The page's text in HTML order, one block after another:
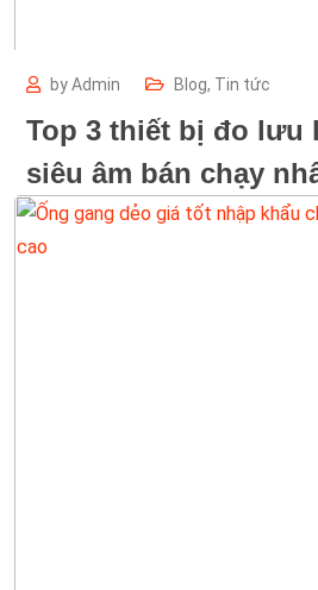
byAdmin Blog, Tin tức
Top 3 thiết bị đo lưu
siêu âm bán chạy
REICO